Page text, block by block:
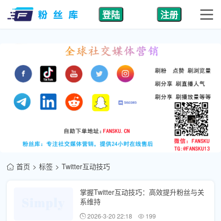
登陆 注册
首页 标签 Twitter互动技巧
掌握Twitter互动技巧：高效提升粉丝与关
系维持
2026-3-20 22:18 199